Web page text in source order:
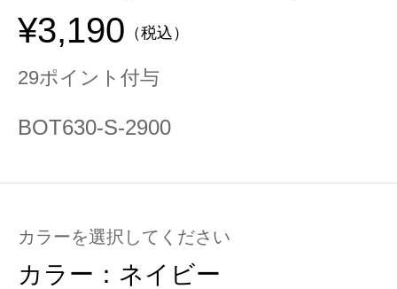
¥3,190 （税込）
29ポイント付与
BOT630-S-2900
カラーを選択してください
カラー： ネイビー